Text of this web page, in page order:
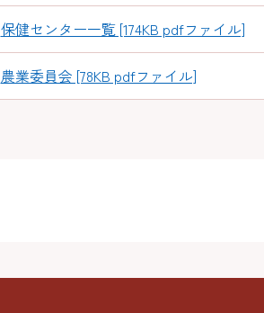
保健センター一覧 [174KB pdfファイル]
農業委員会 [78KB pdfファイル]